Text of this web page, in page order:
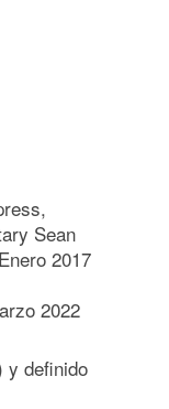
Sean
2017
2022
y definido